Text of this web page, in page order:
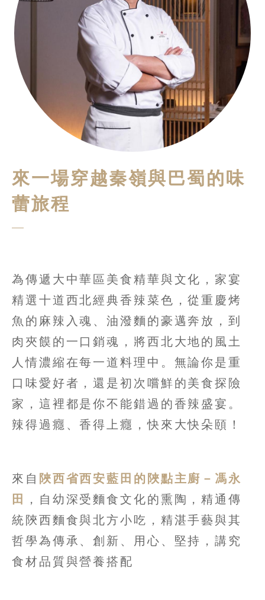
來一場穿越秦嶺與巴蜀的味
蕾旅程
為傳遞大中華區美食精華與文化，家宴
精選十道西北經典香辣菜色，從重慶烤
魚的麻辣入魂、油潑麵的豪邁奔放，到
肉夾饃的一口銷魂，將西北大地的風土
人情濃縮在每一道料理中。無論你是重
口味愛好者，還是初次嚐鮮的美食探險
家，這裡都是你不能錯過的香辣盛宴。
辣得過癮、香得上癮，快來大快朵頤！
來自 陜西省西安藍田的陜點主廚－馮永
田 ，自幼深受麵食文化的熏陶，精通傳
統陝西麵食與北方小吃，精湛手藝與其
哲學為傳承、創新、用心、堅持，講究
食材品質與營養搭配